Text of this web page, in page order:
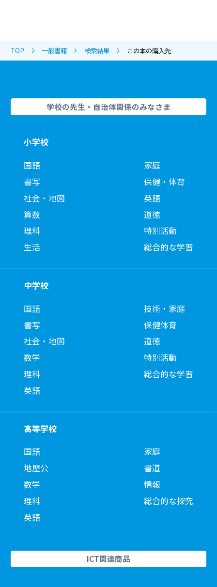
TOP 一般書籍 検索結果 この本の購入先
学校の先生・自治体関係のみなさま
小学校
国語
書写
社会・地図
算数
理科
生活
家庭
保健・体育
英語
道徳
特別活動
総合的な学習
中学校
国語
書写
社会・地図
数学
理科
英語
技術・家庭
保健体育
道徳
特別活動
総合的な学習
高等学校
国語
地歴公
数学
理科
英語
家庭
書道
情報
総合的な探究
ICT関連商品